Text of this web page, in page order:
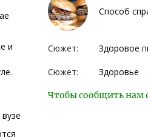
и
Способ
Сюжет: Здоровое
Сюжет: Здоровье
Чтобы сообщить нам